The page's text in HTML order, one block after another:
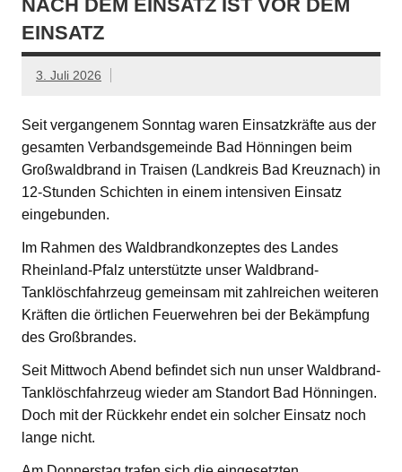
NACH DEM EINSATZ IST VOR DEM
EINSATZ
3. Juli 2026
Seit vergangenem Sonntag waren Einsatzkräfte aus der
gesamten Verbandsgemeinde Bad Hönningen beim
Großwaldbrand in Traisen (Landkreis Bad Kreuznach) in
12-Stunden Schichten in einem intensiven Einsatz
eingebunden.
Im Rahmen des Waldbrandkonzeptes des Landes
Rheinland-Pfalz unterstützte unser Waldbrand-
Tanklöschfahrzeug gemeinsam mit zahlreichen weiteren
Kräften die örtlichen Feuerwehren bei der Bekämpfung
des Großbrandes.
Seit Mittwoch Abend befindet sich nun unser Waldbrand-
Tanklöschfahrzeug wieder am Standort Bad Hönningen.
Doch mit der Rückkehr endet ein solcher Einsatz noch
lange nicht.